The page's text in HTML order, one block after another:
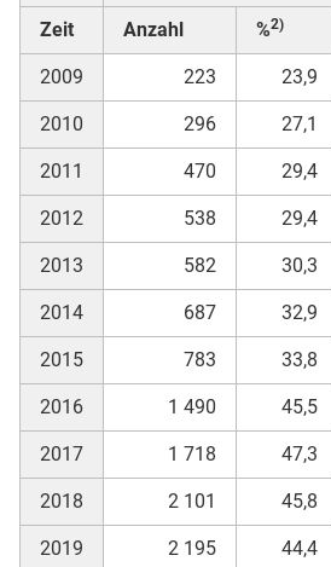
Zeit Anzahl %2)
2009 223 23,9
2010 296 27,1
2011 470 29,4
2012 538 29,4
2013 582 30,3
2014 687 32,9
2015 783 33,8
2016 1 490 45,5
2017 1 718 47,3
2018 2 101 45,8
2019 2 195 44,4